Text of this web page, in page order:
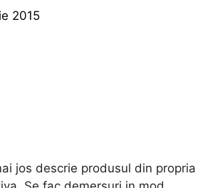
2015
jos descrie produsul din propria